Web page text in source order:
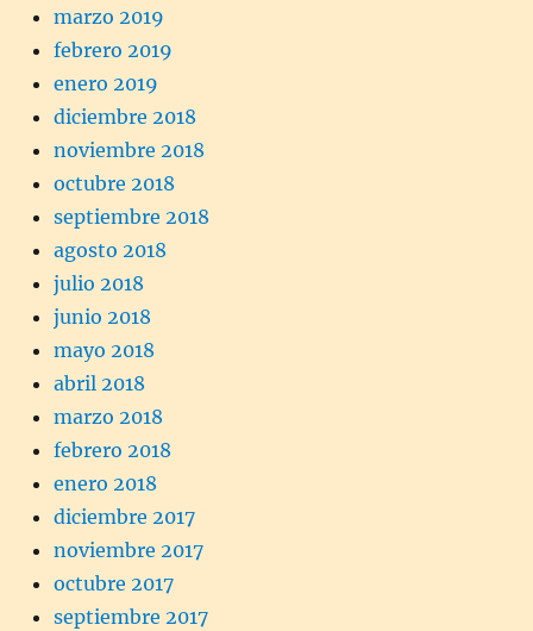
marzo 2019
febrero 2019
enero 2019
diciembre 2018
noviembre 2018
octubre 2018
septiembre 2018
agosto 2018
julio 2018
junio 2018
mayo 2018
abril 2018
marzo 2018
febrero 2018
enero 2018
diciembre 2017
noviembre 2017
octubre 2017
septiembre 2017